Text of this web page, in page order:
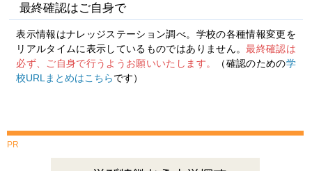
最終確認はご自身で
表示情報はナレッジステーション調べ。学校の各種情報変更を
リアルタイムに表示しているものではありません。最終確認は
必ず、ご自身で行うようお願いいたします。
（確認のための学
校URLまとめはこちらです）
PR